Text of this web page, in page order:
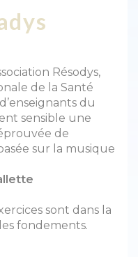
Résodys,
de la Santé
du
sensible une
de
sur la musique
sont dans la
fondements.